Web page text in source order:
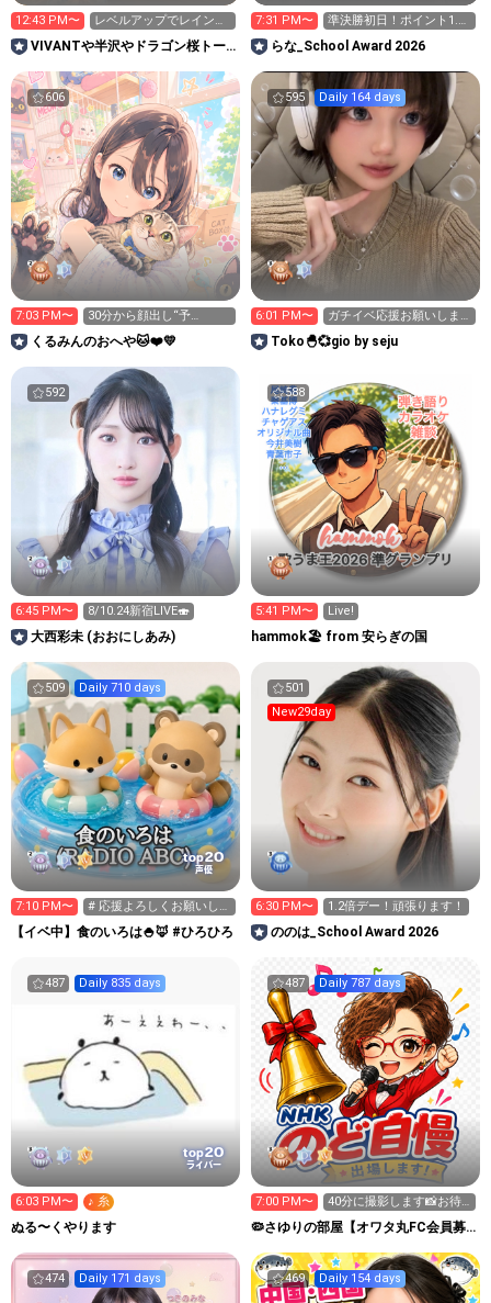
12:43 PM〜
レベルアップでレインボ
ースターもらってね😊
VIVANTや半沢やドラゴン桜トー
7:31 PM〜
準決勝初日！ポイント1.2
倍デー！✨️
らな_School Award 2026
606
7:03 PM〜
30分から顔出し“予
定”！！
くるみんのおへや🐱❤️💛
595 Daily 164 days
6:01 PM〜
ガチイベ応援お願いしま
す📣❤️‍🔥「Toko🐣💞」
Toko🐣💞gio by seju
592
6:45 PM〜 8/10.24新宿LIVE🍣
大西彩未 (おおにしあみ)
588
5:41 PM〜 Live!
hammok🏖️ from 安らぎの国
509 Daily 710 days
top20
声優
7:10 PM〜
# 応援よろしくお願いしま
す
【イベ中】食のいろは🍚🦊 #ひろひろ
501
New29day
6:30 PM〜 1.2倍デー！頑張ります！
ののは_School Award 2026
487 Daily 835 days
top20
ライバー
6:03 PM〜 ♪ 糸
ぬる〜くやります
487 Daily 787 days
7:00 PM〜
40分に撮影します📸お待
ちくださいね😘
🦠さゆりの部屋【オワタ丸FC会員募
474 Daily 171 days 469 Daily 154 days